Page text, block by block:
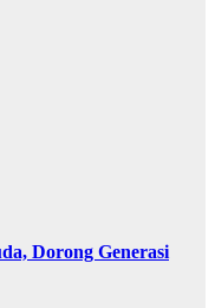
Dorong Generasi